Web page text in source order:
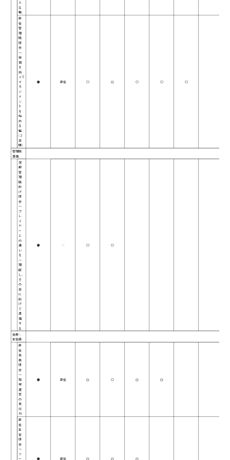
え
る
編
新
任
管
理
職
研
修
～
自
信
を
持
って
マ
ネ
ジ
メ
ン
ト
を
始
め
る
編
(２
日
間)
● 新任 ○ ◎ ○ ○ ○
管理職
準備
次
期
管
理
職
向
け
研
修
～
プ
レ
イ
ヤ
ー
と
の
違
い
を
～
理
解
し、
そ
の
日
に
向
け
て
準
備
す
る
● ― ○ ○
係長＼
主任級
新
任
係
長
研
修
～
現
場
運
営
の
実
行
力
● 新任 ◎ ○ ◎ ◎
新
任
主
任
研
修
～
リ
ー
● 新任 ◎ ◎ ◎